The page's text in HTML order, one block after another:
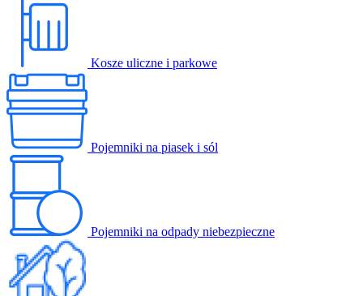
Kosze uliczne i parkowe
Pojemniki na piasek i sól
Pojemniki na odpady niebezpieczne